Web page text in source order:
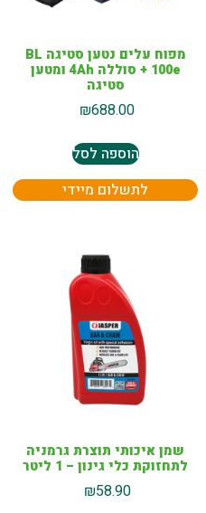
מפוח עלים נטען סטיגה BL
100e + סוללה 4Ah ומטען
סטיגה
₪688.00
הוספה לסל
לתשלום מיידי
שמן איכותי תוצרת גרמניה
לתחזוקת כלי גינון – 1 ליטר
₪58.90